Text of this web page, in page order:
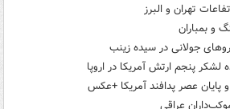
تهران و البرز
و بمباران
جولانی در سیده زینب
لشکر پنجم ارتش آمریکا در اروپا
عراقی